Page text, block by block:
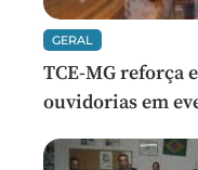
GERAL
TCE-MG reforça
ouvidorias em